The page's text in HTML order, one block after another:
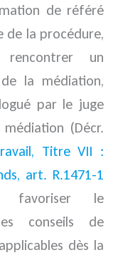
de référé
de la procédure,
un
la médiation,
par le juge
(Décr.
Titre VII :
art. R.1471-1
le
conseils de
dès la